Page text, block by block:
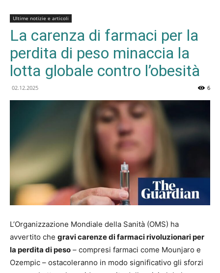
Ultime notizie e articoli
La carenza di farmaci per la
perdita di peso minaccia la
lotta globale contro l’obesità
02.12.2025 6
L’Organizzazione Mondiale della Sanità (OMS) ha
avvertito che gravi carenze di farmaci rivoluzionari per
la perdita di peso – compresi farmaci come Mounjaro e
Ozempic – ostacoleranno in modo significativo gli sforzi